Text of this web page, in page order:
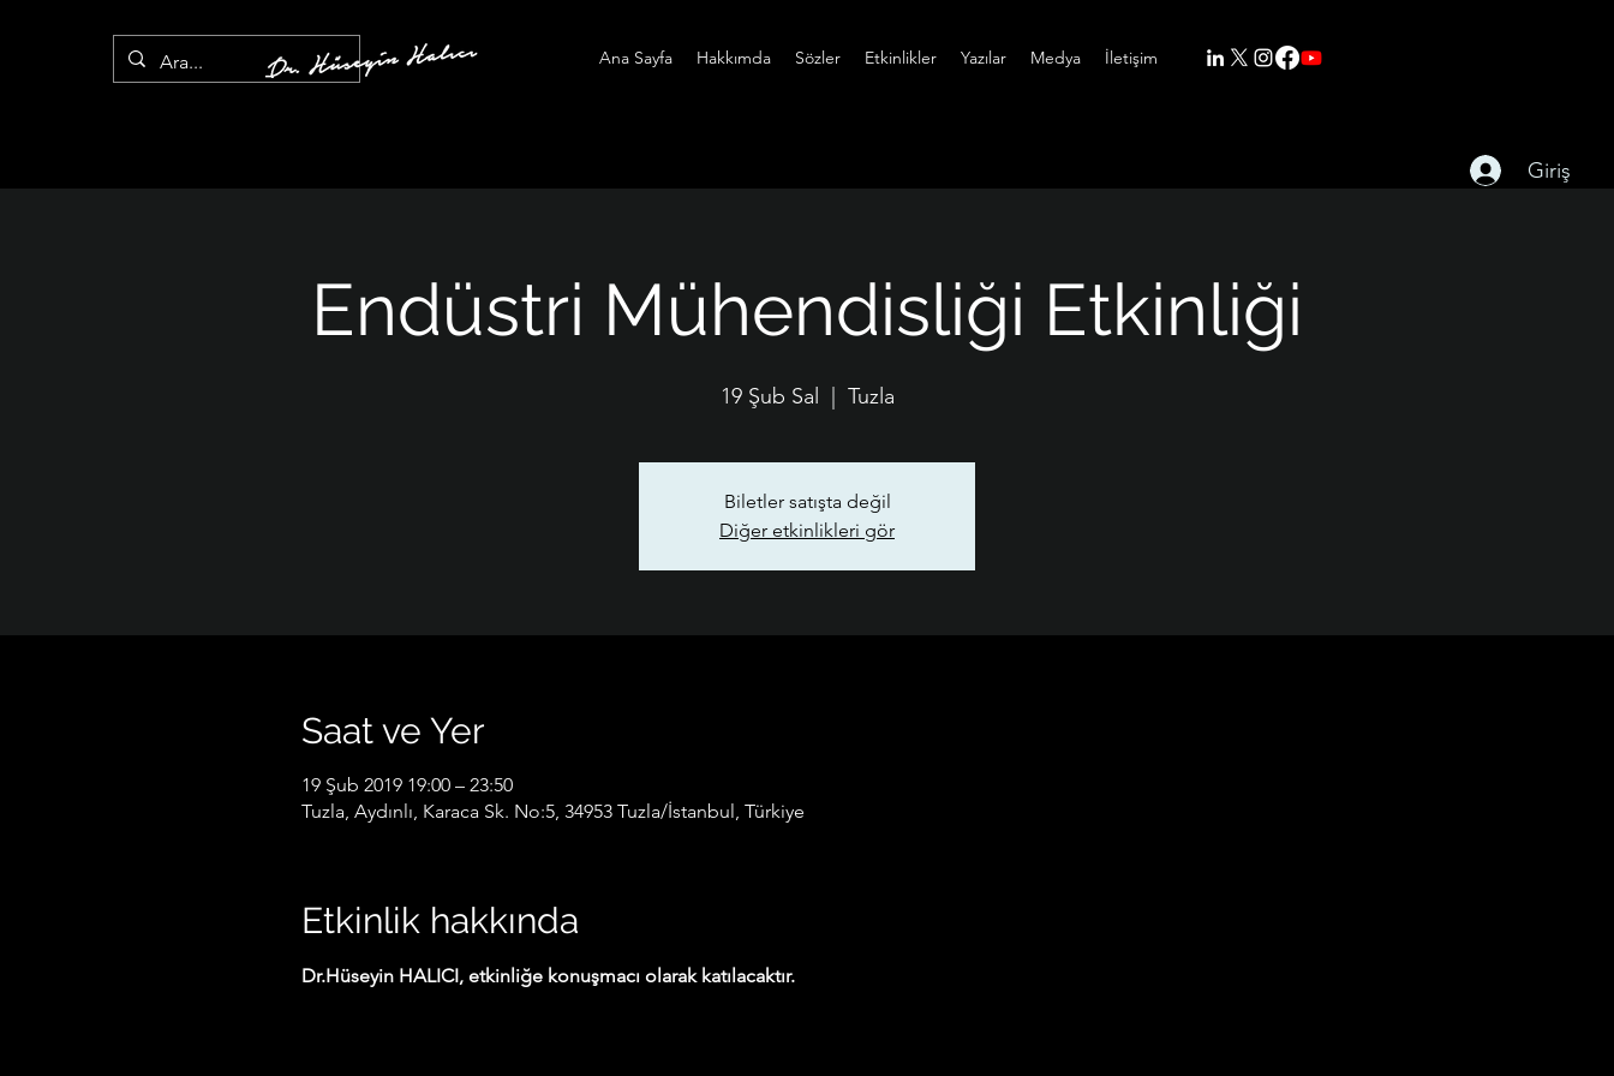
Ana Sayfa Hakkımda Sözler Etkinlikler Yazılar Medya İletişim
Endüstri Mühendisliği Etkinliği
19 Şub Sal Tuzla
Biletler satışta değil
Diğer etkinlikleri gör
Saat ve Yer
19 Şub 2019 19:00 – 23:50
Tuzla, Aydınlı, Karaca Sk. No:5, 34953 Tuzla/İstanbul, Türkiye
Etkinlik hakkında
Dr.Hüseyin HALICI, etkinliğe konuşmacı olarak katılacaktır.
Giriş